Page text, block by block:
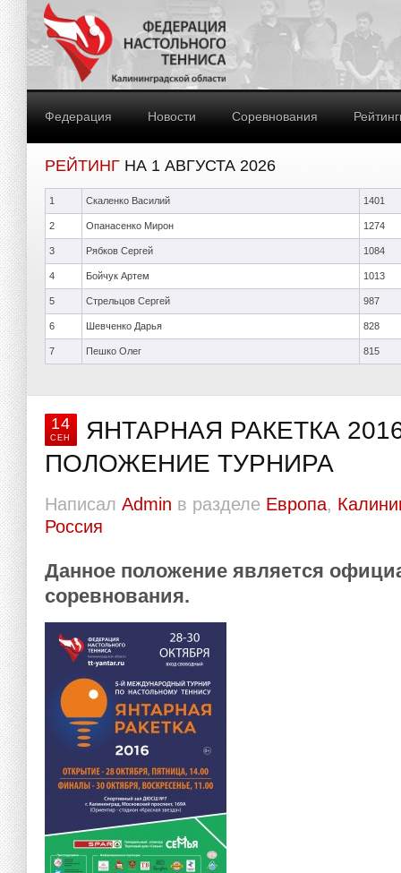
Федерация Новости Соревнования
РЕЙТИНГ НА 1 АВГУСТА 2026
1 Скаленко Василий 1401
2 Опанасенко Мирон 1274
3 Рябков Сергей 1084
4 Бойчук Артем 1013
5 Стрельцов Сергей 987
6 Шевченко Дарья 828
7 Пешко Олег 815
14
СЕН
ЯНТАРНАЯ РАКЕТКА
ПОЛОЖЕНИЕ ТУРНИРА
Написал Admin в разделе Европа,
Россия
Данное положение является
соревнования.